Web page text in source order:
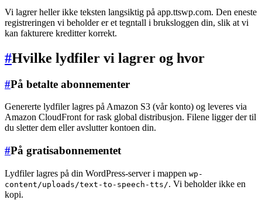
Vi lagrer heller ikke teksten langsiktig på app.ttswp.com. Den eneste
registreringen vi beholder er et tegntall i bruksloggen din, slik at vi
kan fakturere kreditter korrekt.
#Hvilke lydfiler vi lagrer og hvor
#På betalte abonnementer
Genererte lydfiler lagres på Amazon S3 (vår konto) og leveres via
Amazon CloudFront for rask global distribusjon. Filene ligger der til
du sletter dem eller avslutter kontoen din.
#På gratisabonnementet
Lydfiler lagres på din WordPress-server i mappen wp-
content/uploads/text-to-speech-tts/. Vi beholder ikke en
kopi.